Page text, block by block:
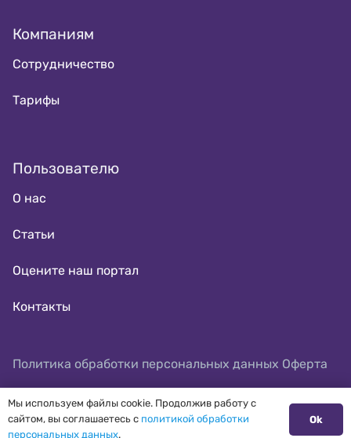
Компаниям
Сотрудничество
Тарифы
Пользователю
О нас
Статьи
Оцените наш портал
Контакты
Политика обработки персональных данных Оферта
Мы используем файлы cookie. Продолжив работу с
сайтом, вы соглашаетесь с политикой обработки
персональных данных.
Ok